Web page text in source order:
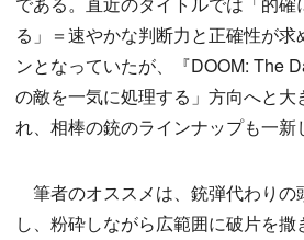
る」＝速やかな判断力と正確性が求
ンとなっていたが、『DOOM: The
の敵を一気に処理する」方向へと大
れ、相棒の銃のラインナップも一新
筆者のオススメは、銃弾代わりの
し、粉砕しながら広範囲に破片を